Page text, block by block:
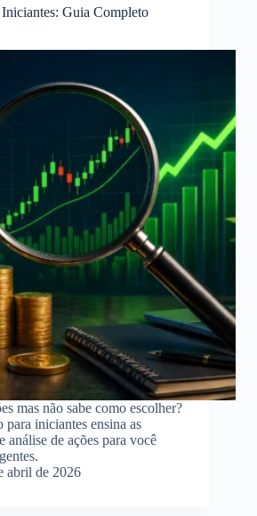
Guia Completo
mas não sabe como escolher?
iniciantes ensina as
análise de ações para você
abril de 2026